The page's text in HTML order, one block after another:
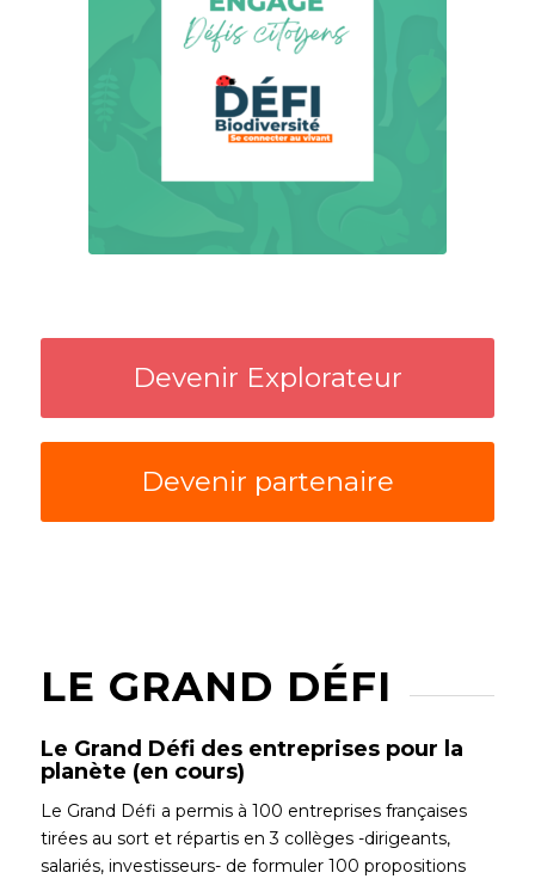
Devenir Explorateur
Devenir partenaire
LE GRAND DÉFI
Le Grand Défi des entreprises pour la
planète (en cours)
Le Grand Défi a permis à 100 entreprises françaises
tirées au sort et répartis en 3 collèges -dirigeants,
salariés, investisseurs- de formuler 100 propositions